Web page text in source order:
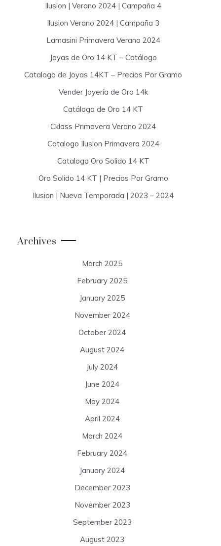
Ilusion | Verano 2024 | Campaña 4
Ilusion Verano 2024 | Campaña 3
Lamasini Primavera Verano 2024
Joyas de Oro 14 KT – Catálogo
Catalogo de Joyas 14KT – Precios Por Gramo
Vender Joyería de Oro 14k
Catálogo de Oro 14 KT
Cklass Primavera Verano 2024
Catalogo Ilusion Primavera 2024
Catalogo Oro Solido 14 KT
Oro Solido 14 KT | Precios Por Gramo
Ilusion | Nueva Temporada | 2023 – 2024
Archives
March 2025
February 2025
January 2025
November 2024
October 2024
August 2024
July 2024
June 2024
May 2024
April 2024
March 2024
February 2024
January 2024
December 2023
November 2023
September 2023
August 2023